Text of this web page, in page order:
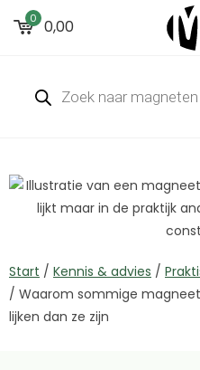
0 0,00
Start / Kennis & advies /
/ Waarom sommige
lijken dan ze zijn